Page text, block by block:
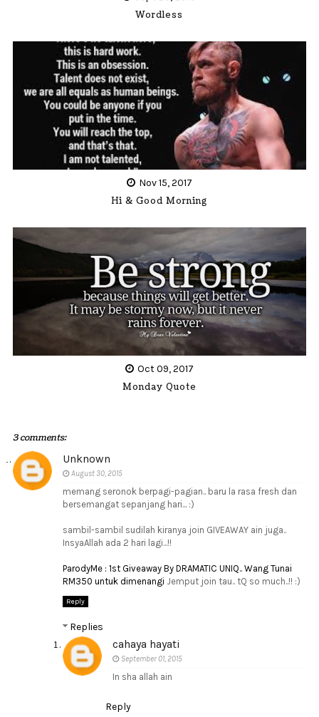
Wordless
Nov 15, 2017
Hi & Good Morning
Oct 09, 2017
Monday Quote
3 comments:
Unknown
August 30, 2015
memang seronok berpagi-pagian.. baru la rasa fresh dan
bersemangat sepanjang hari... :)
sambil-sambil sudilah kiranya join GIVEAWAY ain juga..
InsyaAllah ada 2 hari lagi...!!
ParodyMe : 1st Giveaway By DRAMATIC UNIQ.. Wang Tunai
RM350 untuk dimenangi Jemput join tau.. tQ so much..!! :)
Reply
Replies
cahaya hayati
September 01, 2015
In sha allah ain
Reply